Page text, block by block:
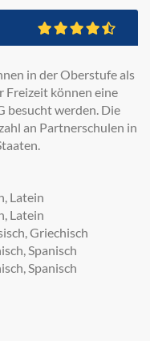
in der Oberstufe als
Freizeit können eine
besucht werden. Die
an Partnerschulen in
Latein
Latein
Griechisch
Spanisch
Spanisch